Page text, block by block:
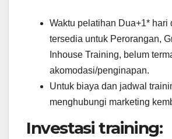
Waktu pelatihan Dua+1* hari
tersedia untuk Perorangan,
Inhouse Training, belum
akomodasi/penginapan.
Untuk biaya dan jadwal
menghubungi marketing
Investasi training: